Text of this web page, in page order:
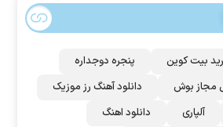
بیت کوین
پنجره دوجداره
مجاز بوش
دانلود آهنگ رز‌ موزیک
آلپاری دانلود اهنگ